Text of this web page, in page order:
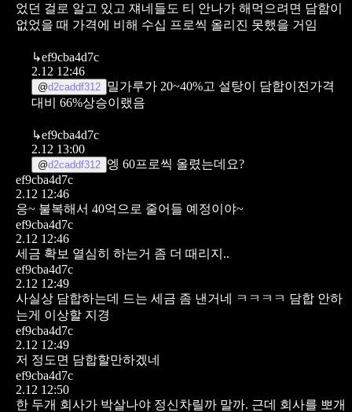
었던 걸로 알고 있고 쟤네들도 티 안나가 해먹으려면 담함이
없었을 때 가격에 비해 수십 프로씩 올리진 못했을 거임
↳ef9cba4d7c
2.12 12:46
@d2caddf312 밀가루가 20~40%고 설탕이 담합이전가격
대비 66%상승이랬음
↳ef9cba4d7c
2.12 13:00
@d2caddf312 엥 60프로씩 올렸는데요?
ef9cba4d7c
2.12 12:46
응~ 불복해서 40억으로 줄어들 예정이야~
ef9cba4d7c
2.12 12:46
세금 확보 열심히 하는거 좀 더 때리지..
ef9cba4d7c
2.12 12:49
사실상 담합하는데 드는 세금 좀 낸거네 ㅋㅋㅋㅋ 담합 안하
는게 이상할 지경
ef9cba4d7c
2.12 12:49
저 정도면 담합할만하겠네
ef9cba4d7c
2.12 12:50
한 두개 회사가 박살나야 정신차릴까 말까. 근데 회사를 뽀개